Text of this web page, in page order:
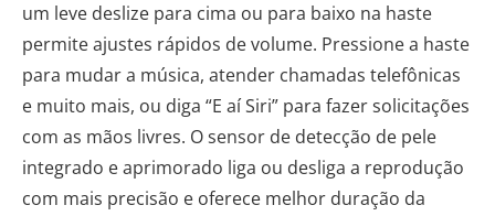
um leve deslize para cima ou para baixo na haste
permite ajustes rápidos de volume. Pressione a haste
para mudar a música, atender chamadas telefônicas
e muito mais, ou diga “E aí Siri” para fazer solicitações
com as mãos livres. O sensor de detecção de pele
integrado e aprimorado liga ou desliga a reprodução
com mais precisão e oferece melhor duração da